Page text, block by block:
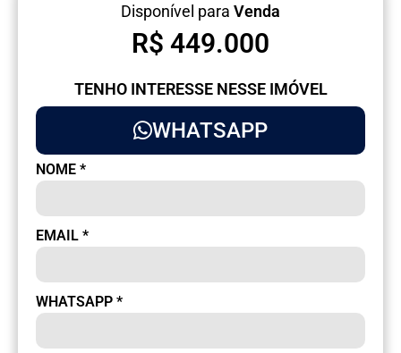
Disponível para Venda
R$ 449.000
TENHO INTERESSE NESSE IMÓVEL
WHATSAPP
NOME *
EMAIL *
WHATSAPP *